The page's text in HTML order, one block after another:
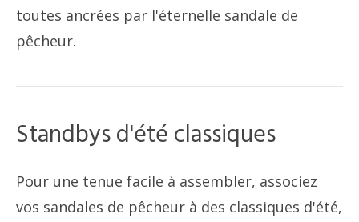
toutes ancrées par l'éternelle sandale de
pêcheur.
Standbys d'été classiques
Pour une tenue facile à assembler, associez
vos sandales de pêcheur à des classiques d'été,